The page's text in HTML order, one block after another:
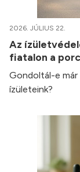
2026. JÚLIUS 22.
Az
fiatalon a
Gondoltál-e már
ízületeink?